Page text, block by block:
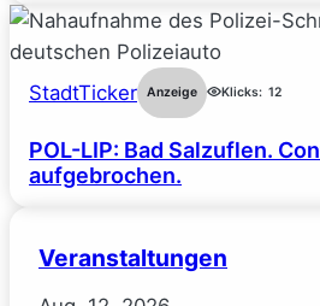
StadtTicker Anzeige Klicks: 12
POL-LIP: Bad Salzuflen.
aufgebrochen.
Veranstaltungen